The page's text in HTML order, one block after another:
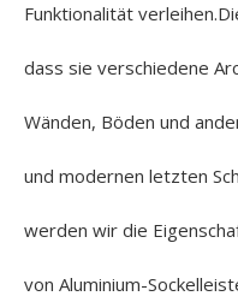
Funktionalität
dass sie verschiedene
Wänden, Böden und
und modernen letzten
werden wir die
von Aluminium-